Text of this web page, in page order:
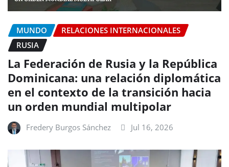
MUNDO
RELACIONES INTERNACIONALES
RUSIA
La Federación de Rusia y la República
Dominicana: una relación diplomática
en el contexto de la transición hacia
un orden mundial multipolar
Fredery Burgos Sánchez Jul 16, 2026